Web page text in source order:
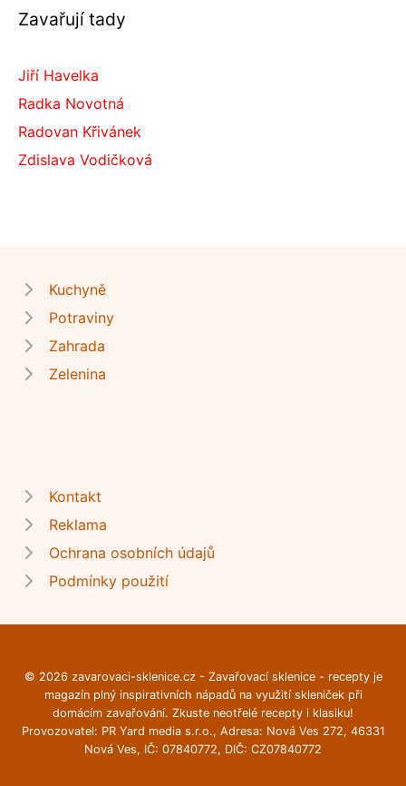
Zavařují tady
Jiří Havelka
Radka Novotná
Radovan Křivánek
Zdislava Vodičková
Kuchyně
Potraviny
Zahrada
Zelenina
Kontakt
Reklama
Ochrana osobních údajů
Podmínky použití
© 2026 zavarovaci-sklenice.cz - Zavařovací sklenice - recepty je
magazín plný inspirativních nápadů na využití skleniček při
domácím zavařování. Zkuste neotřelé recepty i klasiku!
Provozovatel: PR Yard media s.r.o., Adresa: Nová Ves 272, 46331
Nová Ves, IČ: 07840772, DIČ: CZ07840772